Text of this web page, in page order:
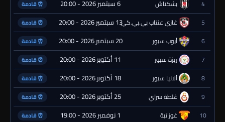
4 بشكتاش 6 سبتمبر 2026 - 20:00 ⏰ قادمة
5 غازي عنتاب بي.بي.كي.13 سبتمبر 2026 - 20:00 ⏰ قادمة
6 أيوب سبور 20 سبتمبر 2026 - 20:00 ⏰ قادمة
7 ريزة سبور 11 أكتوبر 2026 - 20:00 ⏰ قادمة
8 ألانيا سبور 18 أكتوبر 2026 - 20:00 ⏰ قادمة
9 غلطة سراي 25 أكتوبر 2026 - 20:00 ⏰ قادمة
10 غوز تبة 1 نوفمبر 2026 - 19:00 ⏰ قادمة